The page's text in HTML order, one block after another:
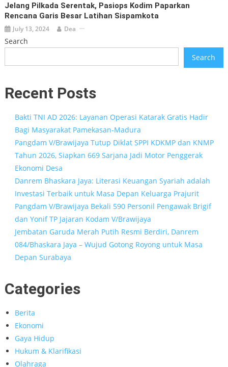
Jelang Pilkada Serentak, Pasiops Kodim Paparkan
Rencana Garis Besar Latihan Sispamkota
July 13, 2024 Dea
Search
Search
Recent Posts
Bakti TNI AD 2026: Layanan Operasi Katarak Gratis Hadir
Bagi Masyarakat Pamekasan-Madura
Pangdam V/Brawijaya Tutup Diklat SPPI KDKMP dan KNMP
Tahun 2026, Siapkan 669 Sarjana Jadi Motor Penggerak
Ekonomi Desa
Danrem Bhaskara Jaya: Literasi Keuangan Syariah adalah
Investasi Terbaik untuk Masa Depan Keluarga Prajurit
Pangdam V/Brawijaya Bekali 590 Personil Pengawak Brigif
dan Yonif TP Jajaran Kodam V/Brawijaya
Jembatan Garuda Merah Putih Resmi Berdiri, Danrem
084/Bhaskara Jaya – Wujud Gotong Royong untuk Masa
Depan Surabaya
Categories
Berita
Ekonomi
Gaya Hidup
Hukum & Klarifikasi
Olahraga